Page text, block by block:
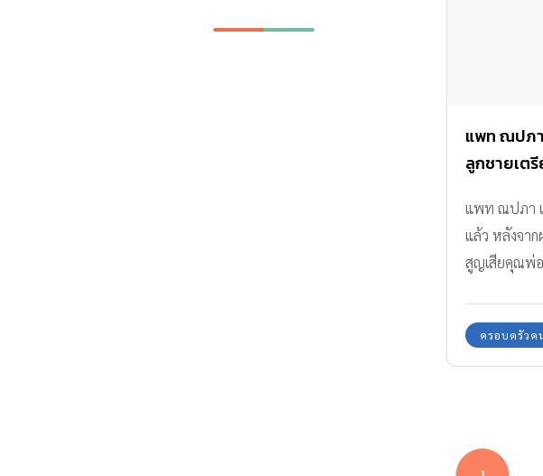
แพท ณปภา
ลูกชายเต
แพท ณปภา เ
แล้ว หลังจาก
สูญเสียคุณพ่อ
ครอบครัวค